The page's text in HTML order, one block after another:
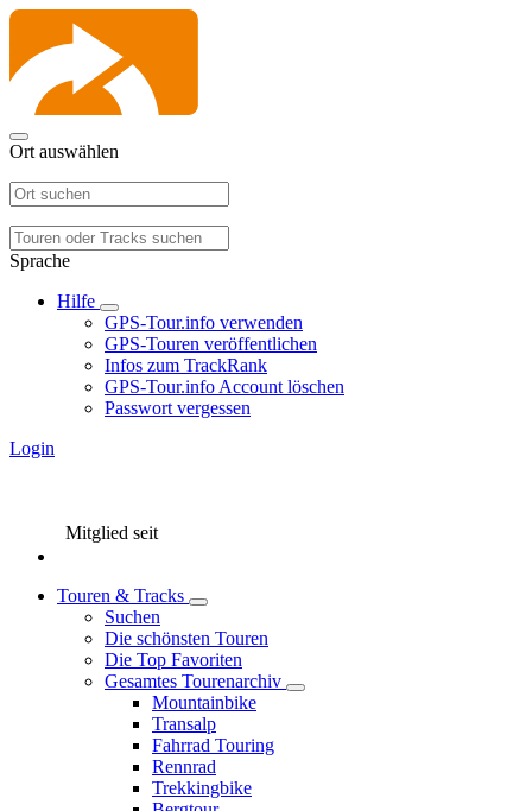
Ort auswählen
Sprache
Hilfe
GPS-Tour.info verwenden
GPS-Touren veröffentlichen
Infos zum TrackRank
GPS-Tour.info Account löschen
Passwort vergessen
Login
Mitglied seit
Touren & Tracks
Suchen
Die schönsten Touren
Die Top Favoriten
Gesamtes Tourenarchiv
Mountainbike
Transalp
Fahrrad Touring
Rennrad
Trekkingbike